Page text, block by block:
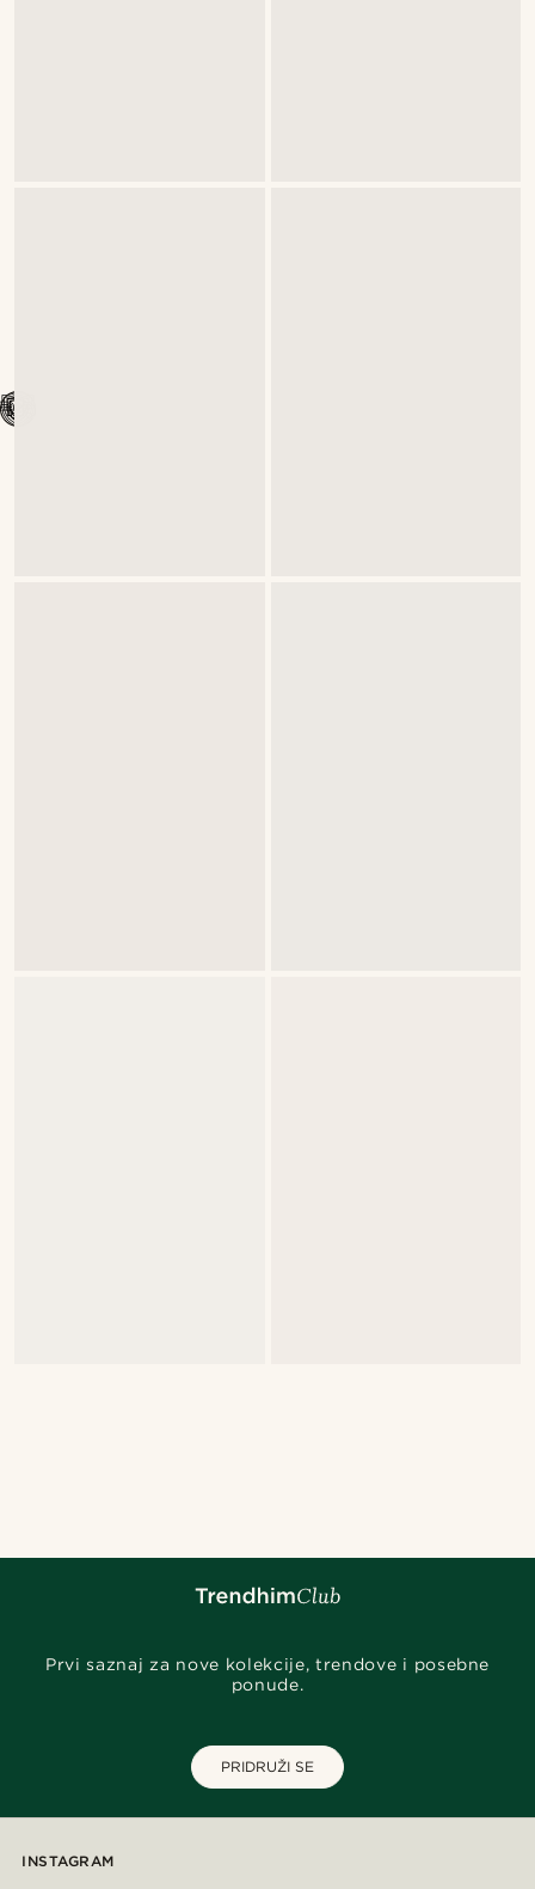
Prvi saznaj za nove kolekcije, trendove i posebne
ponude.
PRIDRUŽI SE
INSTAGRAM